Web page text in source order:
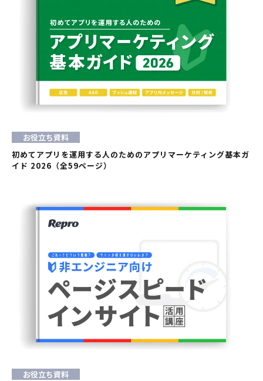
お役立ち資料
初めてアプリを運用する人のためのアプリマーケティング基本ガ
イド 2026（全59ページ）
お役立ち資料